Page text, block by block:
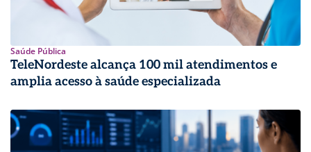
Saúde Pública
TeleNordeste alcança 100 mil atendimentos e
amplia acesso à saúde especializada